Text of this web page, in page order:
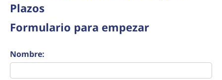
Plazos
Formulario para empezar
Nombre: